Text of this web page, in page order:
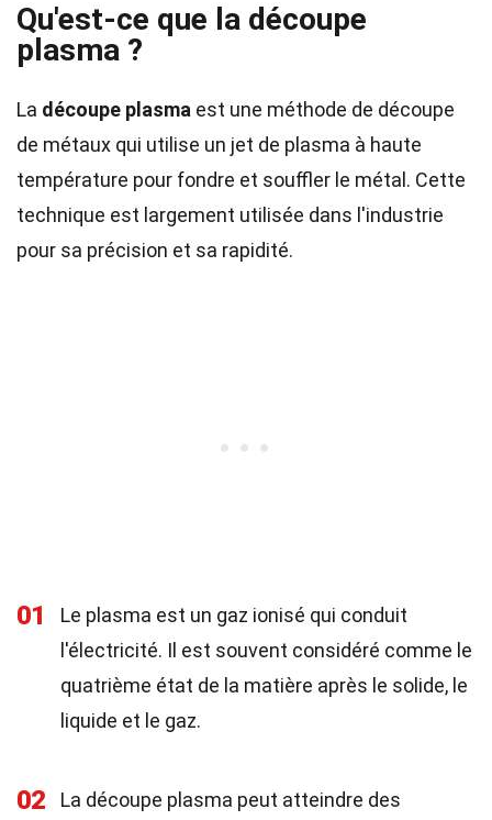
Qu'est-ce que la découpe
plasma ?
La découpe plasma est une méthode de découpe
de métaux qui utilise un jet de plasma à haute
température pour fondre et souffler le métal. Cette
technique est largement utilisée dans l'industrie
pour sa précision et sa rapidité.
01
Le plasma est un gaz ionisé qui conduit
l'électricité. Il est souvent considéré comme le
quatrième état de la matière après le solide, le
liquide et le gaz.
02
La découpe plasma peut atteindre des